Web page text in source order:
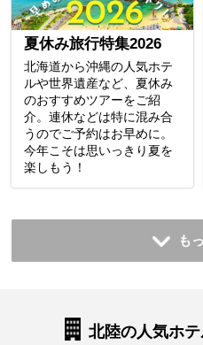
夏休み旅行特集2026
北海道から沖縄の人気ホテ
ルや世界遺産など、夏休み
のおすすめツアーをご紹
介。連休などは特に混み合
うのでご予約はお早めに。
今年こそは思いっきり夏を
楽しもう！
も
北陸の人気ホテ